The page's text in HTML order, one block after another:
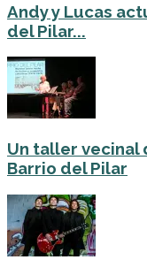
Andy y Lucas
del Pilar...
Un taller
Barrio del Pilar